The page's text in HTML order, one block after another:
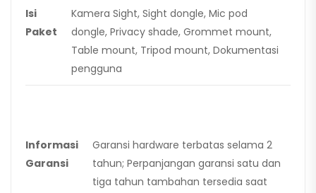
Isi
Paket
Kamera Sight, Sight dongle, Mic pod
dongle, Privacy shade, Grommet mount,
Table mount, Tripod mount, Dokumentasi
pengguna
Informasi
Garansi
Garansi hardware terbatas selama 2
tahun; Perpanjangan garansi satu dan
tiga tahun tambahan tersedia saat